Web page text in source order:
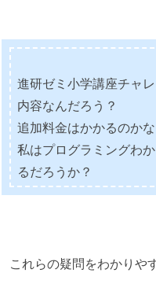
進研ゼミ小学講座チャ
内容なんだろう？
追加料金はかかるのかな
私はプログラミングわ
るだろうか？
これらの疑問をわかりや